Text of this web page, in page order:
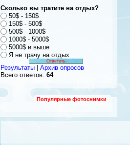
Сколько вы тратите на отдых?
50$ - 150$
150$ - 500$
500$ - 1000$
1000$ - 5000$
5000$ и выше
Я не трачу на отдых
Результаты
Архив опросов
Всего ответов: 64
Популярные фотоснимки